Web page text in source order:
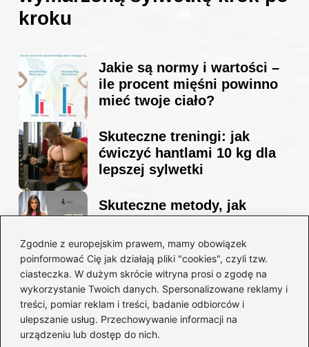
Zgodnie z europejskim prawem, mamy obowiązek
poinformować Cię jak działają pliki "cookies", czyli tzw.
ciasteczka. W dużym skrócie witryna prosi o zgodę na
wykorzystanie Twoich danych. Spersonalizowane reklamy i
treści, pomiar reklam i treści, badanie odbiorców i
ulepszanie usług. Przechowywanie informacji na
urządzeniu lub dostęp do nich.
kroku
Jakie są normy i wartości –
ile procent mięśni powinno
mieć twoje ciało?
Skuteczne treningi: jak
ćwiczyć hantlami 10 kg dla
lepszej sylwetki
Skuteczne metody, jak
schudnąć i wyrzeźbić
sylwetkę w zaledwie 90 dni
Idealny garnitur: jak dobrać
go do swojej sylwetki?